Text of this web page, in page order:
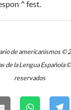
^ fest.
de americanismos ©
de la Lengua Española
reservados